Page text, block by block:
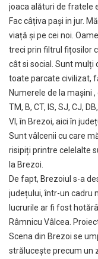
joaca alături de fratele
Fac câțiva pași in jur.
viață și pe cei noi.
treci prin filtrul fițosilor
cât si social. Sunt mulți
toate parcate civilizat,
Numerele de la mașini
TM, B, CT, IS, SJ, CJ,
Vl, în Brezoi, aici în
Sunt vâlcenii cu care
risipiți printre celelalte
la Brezoi.
De fapt, Brezoiul s-a
județului, într-un cadru
lucrurile ar fi fost
Râmnicu Vâlcea.
Scena din Brezoi se
strălucește precum un